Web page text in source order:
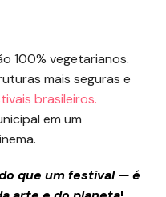
100% vegetarianos.
mais seguras e
brasileiros.
em um
que um festival — é